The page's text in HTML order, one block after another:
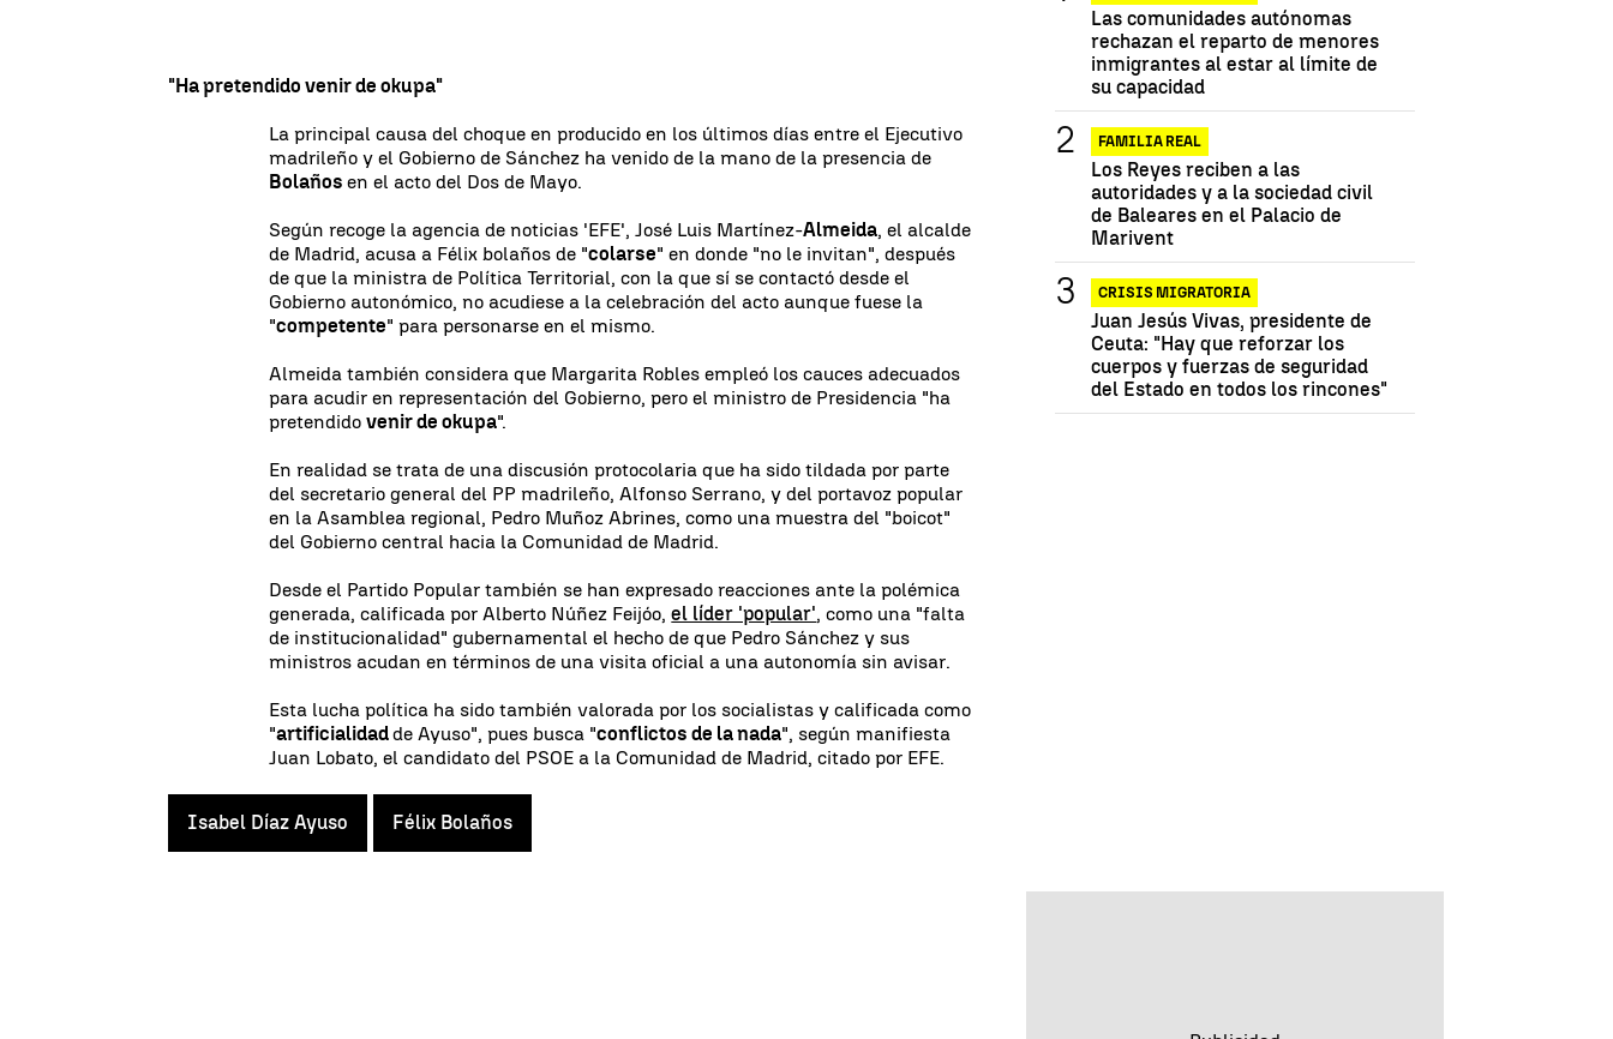
"Ha pretendido venir de okupa"
La principal causa del choque en producido en los últimos días entre el Ejecutivo
madrileño y el Gobierno de Sánchez ha venido de la mano de la presencia de
Bolañosen el acto del Dos de Mayo.
Según recoge la agencia de noticias 'EFE', José Luis Martínez-Almeida, el alcalde
de Madrid, acusa a Félix bolaños de "colarse" en donde "no le invitan", después
de que la ministra de Política Territorial, con la que sí se contactó desde el
Gobierno autonómico, no acudiese a la celebración del acto aunque fuese la
"competente" para personarse en el mismo.
Almeida también considera que Margarita Robles empleó los cauces adecuados
para acudir en representación del Gobierno, pero el ministro de Presidencia "ha
pretendidovenir de okupa".
En realidad se trata de una discusión protocolaria que ha sido tildada por parte
del secretario general del PP madrileño, Alfonso Serrano, y del portavoz popular
en la Asamblea regional, Pedro Muñoz Abrines, como una muestra del "boicot"
del Gobierno central hacia la Comunidad de Madrid.
Desde el Partido Popular también se han expresado reacciones ante la polémica
generada, calificada por Alberto Núñez Feijóo,el líder 'popular', como una "falta
de institucionalidad" gubernamental el hecho de que Pedro Sánchez y sus
ministros acudan en términos de una visita oficial a una autonomía sin avisar.
Esta lucha política ha sido también valorada por los socialistas y calificada como
"artificialidadde Ayuso", pues busca "conflictos de la nada", según manifiesta
Juan Lobato, el candidato del PSOE a la Comunidad de Madrid, citado por EFE.
Isabel Díaz Ayuso Félix Bolaños
Las comunidades autónomas
rechazan el reparto de menores
inmigrantes al estar al límite de
su capacidad
FAMILIA REAL
Los Reyes reciben a las
autoridades y a la sociedad civil
de Baleares en el Palacio de
Marivent
CRISIS MIGRATORIA
Juan Jesús Vivas, presidente de
Ceuta: "Hay que reforzar los
cuerpos y fuerzas de seguridad
del Estado en todos los rincones"